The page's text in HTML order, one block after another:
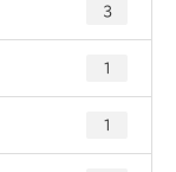
3
1
1